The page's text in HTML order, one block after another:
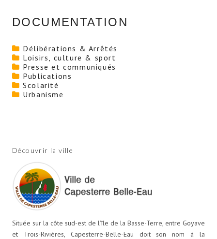
DOCUMENTATION
Délibérations & Arrêtés
Loisirs, culture & sport
Presse et communiqués
Publications
Scolarité
Urbanisme
Découvrir la ville
Située sur la côte sud-est de l’île de la Basse-Terre, entre Goyave
et Trois-Rivières, Capesterre-Belle-Eau doit son nom à la